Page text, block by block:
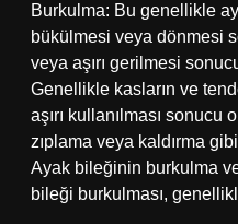
Burkulma: Bu genellikle
bükülmesi veya dönmesi
veya aşırı gerilmesi
Genellikle kasların ve
aşırı kullanılması
zıplama veya kaldırma
Ayak bileğinin burkulma
bileği burkulması,